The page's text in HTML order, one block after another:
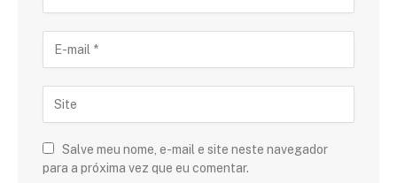
Salve meu nome, e-mail e site neste navegador
para a próxima vez que eu comentar.